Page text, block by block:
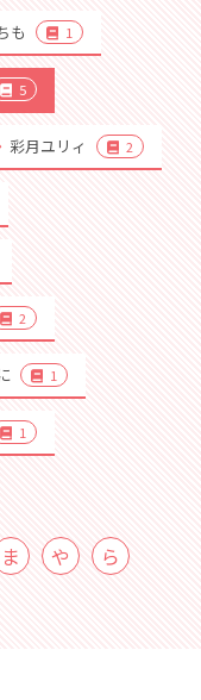
も 1
5
彩月ユリィ 2
2
1
1
ま や
ら